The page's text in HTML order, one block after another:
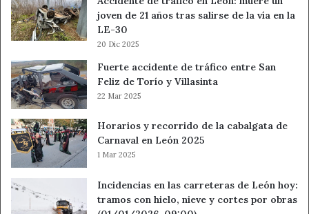
joven de 21 años tras salirse de la vía en la
LE-30
20 Dic 2025
Fuerte accidente de tráfico entre San
Feliz de Torío y Villasinta
22 Mar 2025
Horarios y recorrido de la cabalgata de
Carnaval en León 2025
1 Mar 2025
Incidencias en las carreteras de León hoy:
tramos con hielo, nieve y cortes por obras